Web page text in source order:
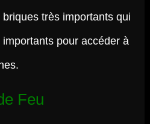
très importants qui
importants pour accéder à
Feu